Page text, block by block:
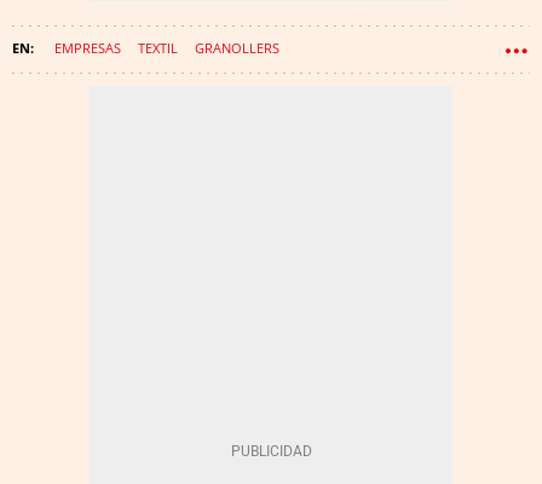
EMPRESAS TEXTIL GRANOLLERS